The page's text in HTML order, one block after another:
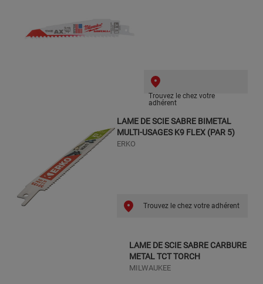
Trouvez le chez votre
adhérent
LAME DE SCIE SABRE BIMETAL
MULTI-USAGES K9 FLEX (PAR 5)
ERKO
Trouvez le chez votre adhérent
LAME DE SCIE SABRE CARBURE
METAL TCT TORCH
MILWAUKEE